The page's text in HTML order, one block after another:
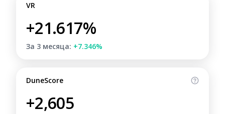
VR
+21.617%
За 3 месяца: +7.346%
DuneScore
+2,605